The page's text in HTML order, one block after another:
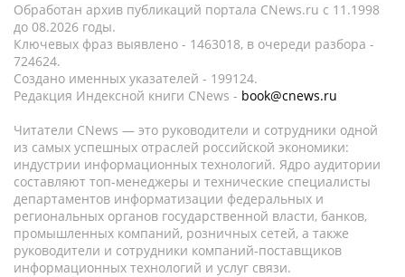
Обработан архив публикаций портала CNews.ru c 11.1998
до 08.2026 годы.
Ключевых фраз выявлено - 1463018, в очереди разбора -
724624.
Создано именных указателей - 199124.
Редакция Индексной книги CNews - book@cnews.ru
Читатели CNews — это руководители и сотрудники одной
из самых успешных отраслей российской экономики:
индустрии информационных технологий. Ядро аудитории
составляют топ-менеджеры и технические специалисты
департаментов информатизации федеральных и
региональных органов государственной власти, банков,
промышленных компаний, розничных сетей, а также
руководители и сотрудники компаний-поставщиков
информационных технологий и услуг связи.